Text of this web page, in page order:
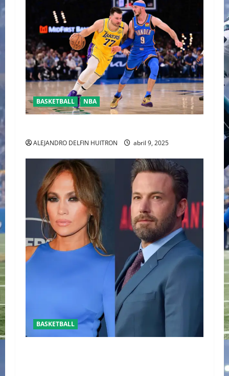
BASKETBALL NBA
ALEJANDRO DELFIN HUITRON abril 9, 2025
BASKETBALL